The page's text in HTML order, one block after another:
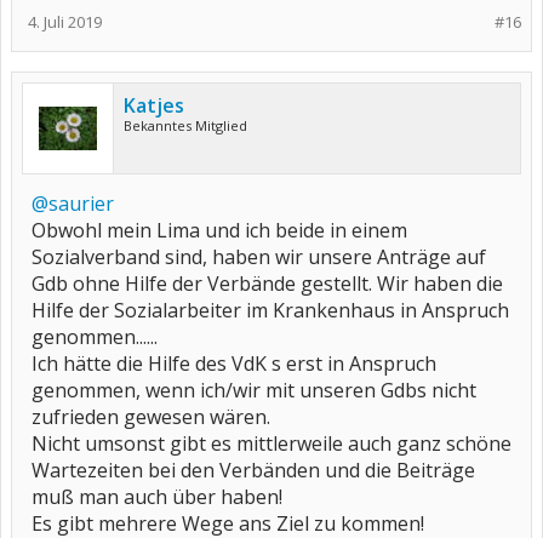
#16
4. Juli 2019
Katjes
Bekanntes Mitglied
@saurier
Obwohl mein Lima und ich beide in einem
Sozialverband sind, haben wir unsere Anträge auf
Gdb ohne Hilfe der Verbände gestellt. Wir haben die
Hilfe der Sozialarbeiter im Krankenhaus in Anspruch
genommen......
Ich hätte die Hilfe des VdK s erst in Anspruch
genommen, wenn ich/wir mit unseren Gdbs nicht
zufrieden gewesen wären.
Nicht umsonst gibt es mittlerweile auch ganz schöne
Wartezeiten bei den Verbänden und die Beiträge
muß man auch über haben!
Es gibt mehrere Wege ans Ziel zu kommen!